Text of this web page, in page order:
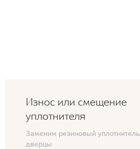
Износ или смещение
уплотнителя
Заменим резиновый уплотнитель
дверцы